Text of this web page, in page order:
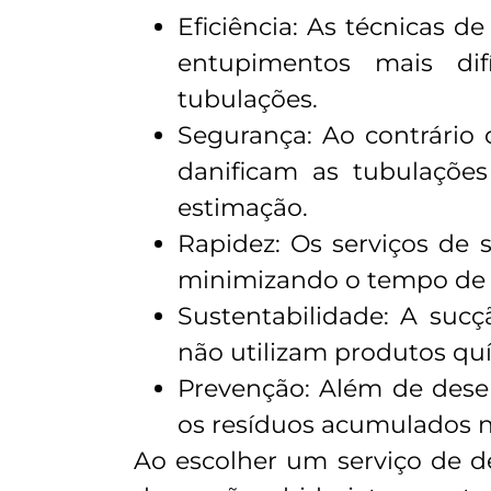
Eficiência: As técnicas
entupimentos mais
tubulações.
Segurança: Ao
danificam as
estimação.
Rapidez: Os serviços
minimizando o tempo
Sustentabilidade: A
não utilizam produtos
Prevenção: Além de
os resíduos acumulados
Ao escolher um serviço de